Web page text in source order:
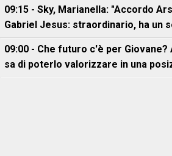
09:15 - Sky, Marianella: "Accordo
Gabriel Jesus: straordinario, ha un
09:00 - Che futuro c'è per
sa di poterlo valorizzare in una